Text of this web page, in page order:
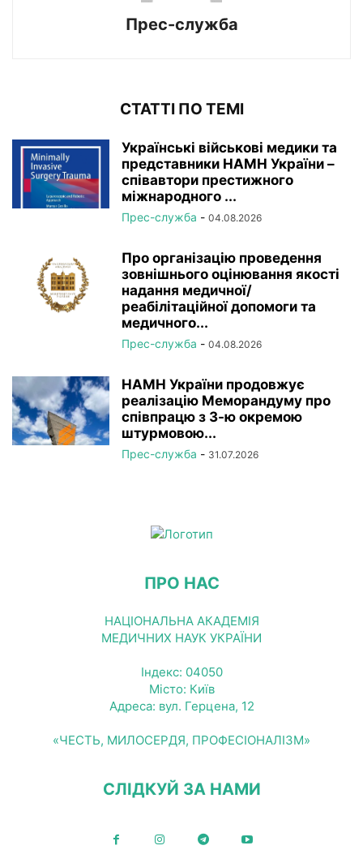
Прес-служба
СТАТТІ ПО ТЕМІ
Українські військові медики та
представники НАМН України –
співавтори престижного
міжнародного ...
Прес-служба - 04.08.2026
Про організацію проведення
зовнішнього оцінювання якості
надання медичної/
реабілітаційної допомоги та
медичного...
Прес-служба - 04.08.2026
НАМН України продовжує
реалізацію Меморандуму про
співпрацю з 3-ю окремою
штурмовою...
Прес-служба - 31.07.2026
ПРО НАС
НАЦІОНАЛЬНА АКАДЕМІЯ
МЕДИЧНИХ НАУК УКРАЇНИ
Індекс: 04050
Місто: Київ
Адреса: вул. Герцена, 12
«ЧЕСТЬ, МИЛОСЕРДЯ, ПРОФЕСІОНАЛІЗМ»
СЛІДКУЙ ЗА НАМИ